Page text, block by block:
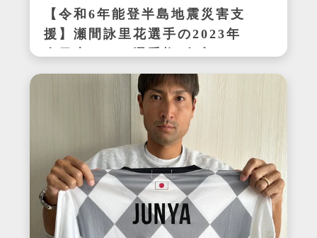
【令和6年能登半島地震災害支
援】瀬間詠里花選手の2023年
全日本テニス選手権ダブルス
優勝時サイン入りラケット